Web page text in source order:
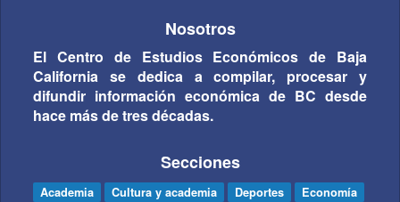
Nosotros
El Centro de Estudios Económicos de Baja
California se dedica a compilar, procesar y
difundir información económica de BC desde
hace más de tres décadas.
Secciones
Academia Cultura y academia Deportes
Economía